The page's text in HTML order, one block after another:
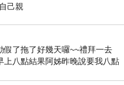
己親
假了拖了好幾天囉~~禮拜一去
上八點結果阿姊昨晚說要我八點
桐都8點半多了